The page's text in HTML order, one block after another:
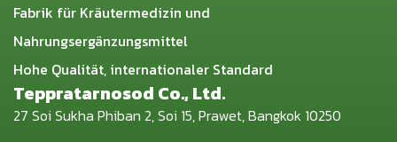
Fabrik für Kräutermedizin und
Nahrungsergänzungsmittel
Hohe Qualität, internationaler Standard
Teppratarnosod Co., Ltd.
27 Soi Sukha Phiban 2, Soi 15, Prawet, Bangkok 10250